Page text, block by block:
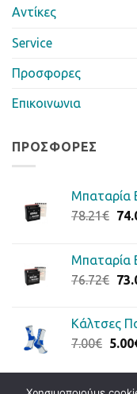
Αντίκες
Service
Προσφορες
Επικοινωνια
ΠΡΟΣΦΟΡΈΣ
Μπαταρία
78.21€
Μπαταρία
76.72€
Κάλτσες
7.00€
was:
5.00